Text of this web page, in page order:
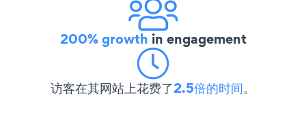
200% growth in engagement
访客在其网站上花费了2.5倍的时间。